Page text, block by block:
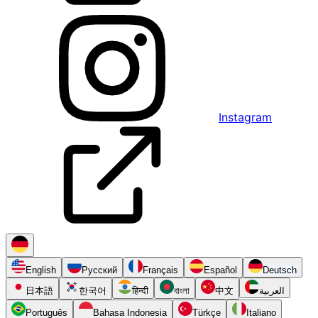
Instagram
English Русский Français Español
Deutsch
日本語
한국어 हिन्दी বাংলা 中文 العربية
Português Bahasa Indonesia Türkçe Italiano